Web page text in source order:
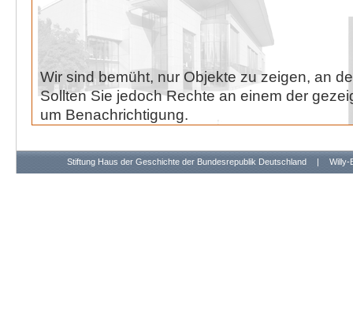
Wir sind bemüht, nur Objekte zu zeigen, an
Sollten Sie jedoch Rechte an einem der
um Benachrichtigung.
Stiftung Haus der Geschichte der Bundesrepublik Deutschland | Willy-